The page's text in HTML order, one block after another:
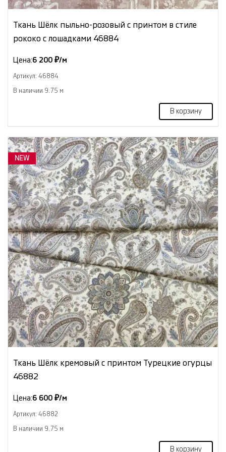
Ткань Шёлк пыльно-розовый с принтом в стиле
рококо с лошадками 46884
Цена:6 200 ₽/м
Артикул: 46884
В наличии 9.75 м
В корзину
NEW
Ткань Шёлк кремовый с принтом Турецкие огурцы
46882
Цена:6 600 ₽/м
Артикул: 46882
В наличии 9.75 м
В корзину